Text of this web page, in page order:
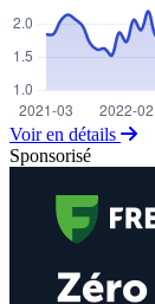
Voir en détails
Sponsorisé